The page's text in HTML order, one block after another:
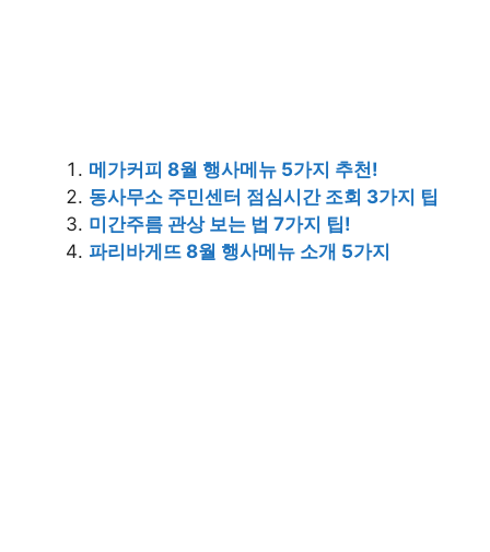
메가커피 8월 행사메뉴 5가지 추천!
동사무소 주민센터 점심시간 조회 3가지 팁
미간주름 관상 보는 법 7가지 팁!
파리바게뜨 8월 행사메뉴 소개 5가지